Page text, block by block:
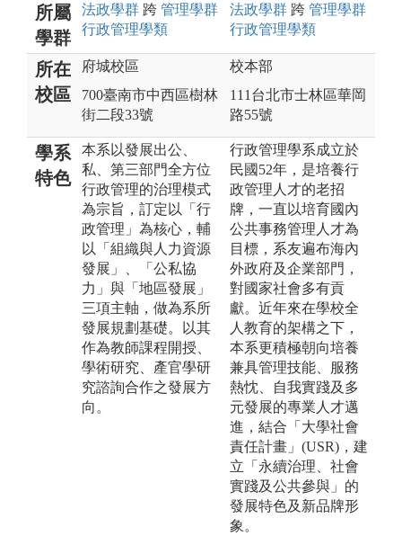
所屬
學群
法政學群 跨 管理學群
行政管理學類
法政學群 跨 管理學群
行政管理學類
所在
校區
府城校區
700臺南市中西區樹林
街二段33號
校本部
111台北市士林區華岡
路55號
學系
特色
本系以發展出公、
私、第三部門全方位
行政管理的治理模式
為宗旨，訂定以「行
政管理」為核心，輔
以「組織與人力資源
發展」、「公私協
力」與「地區發展」
三項主軸，做為系所
發展規劃基礎。以其
作為教師課程開授、
學術研究、產官學研
究諮詢合作之發展方
向。
行政管理學系成立於
民國52年，是培養行
政管理人才的老招
牌，一直以培育國內
公共事務管理人才為
目標，系友遍布海內
外政府及企業部門，
對國家社會多有貢
獻。近年來在學校全
人教育的架構之下，
本系更積極朝向培養
兼具管理技能、服務
熱忱、自我實踐及多
元發展的專業人才邁
進，結合「大學社會
責任計畫」(USR)，建
立「永續治理、社會
實踐及公共參與」的
發展特色及新品牌形
象。